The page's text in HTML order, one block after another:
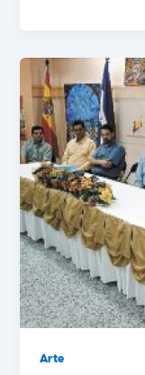
Arte